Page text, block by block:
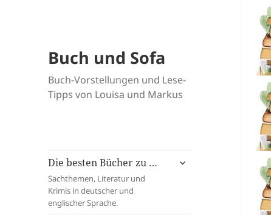
Buch und Sofa
Buch-Vorstellungen und Lese-
Tipps von Louisa und Markus
Die besten Bücher zu …
Sachthemen, Literatur und
Krimis in deutscher und
englischer Sprache.
untermenü